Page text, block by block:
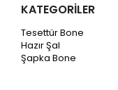
KATEGORİLER
Tesettür Bone
Hazır Şal
Şapka Bone